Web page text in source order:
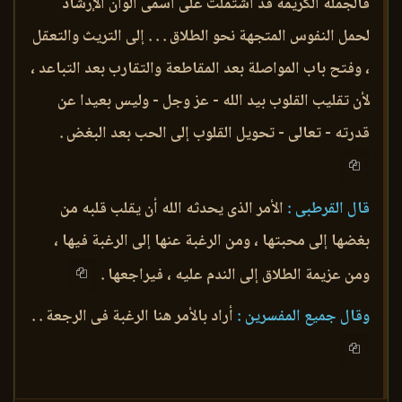
لحمل النفوس المتجهة نحو الطلاق . . . إلى التريث والتعقل
، وفتح باب المواصلة بعد المقاطعة والتقارب بعد التباعد ،
لأن تقليب القلوب بيد الله - عز وجل - وليس بعيدا عن
قدرته - تعالى - تحويل القلوب إلى الحب بعد البغض .
قال القرطبى : الأمر الذى يحدثه الله أن يقلب قلبه من
بغضها إلى محبتها ، ومن الرغبة عنها إلى الرغبة فيها ،
ومن عزيمة الطلاق إلى الندم عليه ، فيراجعها .
وقال جميع المفسرين : أراد بالأمر هنا الرغبة فى الرجعة . .